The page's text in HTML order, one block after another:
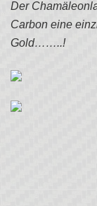
Der
Carbon eine
Gold……..!